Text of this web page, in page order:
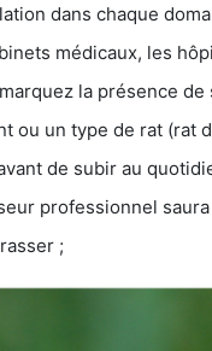
dans chaque
médicaux, les
la présence de
ou un type de rat (rat
de subir au
professionnel
;